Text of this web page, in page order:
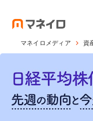
マネイロメディア 資